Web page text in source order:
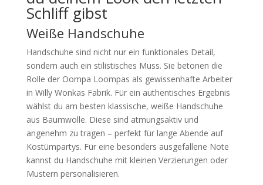
Schliff gibst
Weiße Handschuhe
Handschuhe sind nicht nur ein funktionales Detail,
sondern auch ein stilistisches Muss. Sie betonen die
Rolle der Oompa Loompas als gewissenhafte Arbeiter
in Willy Wonkas Fabrik. Für ein authentisches Ergebnis
wählst du am besten klassische, weiße Handschuhe
aus Baumwolle. Diese sind atmungsaktiv und
angenehm zu tragen – perfekt für lange Abende auf
Kostümpartys. Für eine besonders ausgefallene Note
kannst du Handschuhe mit kleinen Verzierungen oder
Mustern personalisieren.